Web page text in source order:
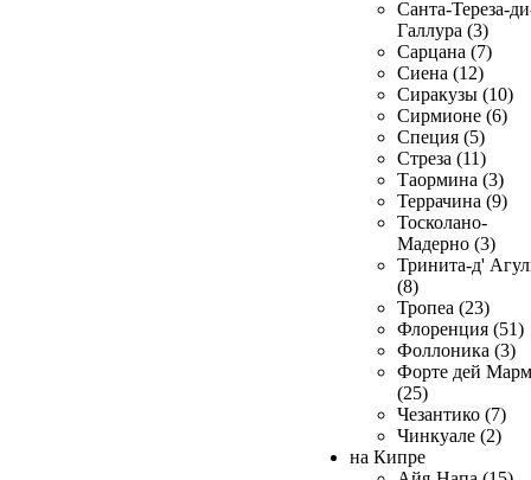
Санта-Тереза-
Галлура (3)
Сарцана (7)
Сиена (12)
Сиракузы (10)
Сирмионе (6)
Специя (5)
Стреза (11)
Таормина (3)
Террачина (9)
Тосколано-
Мадерно (3)
Тринита-д'
(8)
Тропеа (23)
Флоренция (51)
Фоллоника (3)
Форте дей
(25)
Чезантико (7)
Чинкуале (2)
на Кипре